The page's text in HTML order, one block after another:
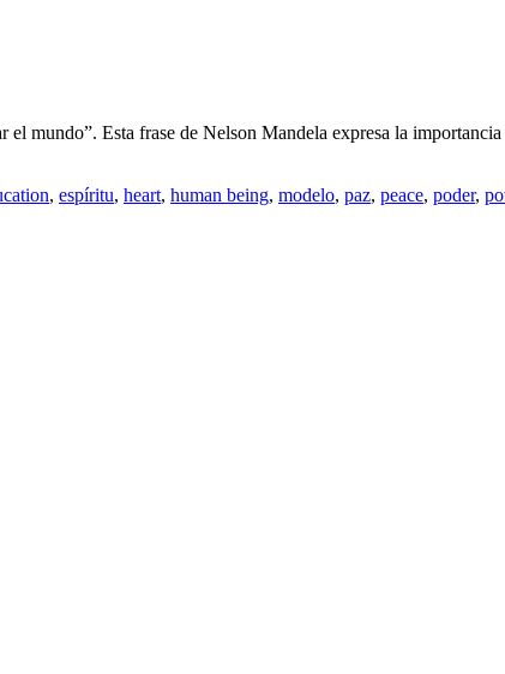
mundo”. Esta frase de Nelson Mandela expresa la
, espíritu, heart, human being, modelo, paz, peace, poder,